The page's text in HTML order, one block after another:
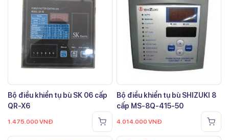
Bộ điều khiển tụ bù SK 06 cấp
QR-X6
1.475.000 VNĐ
Bộ điều khiển tụ bù SHIZUKI 8
cấp MS-8Q-415-50
4.014.000 VNĐ